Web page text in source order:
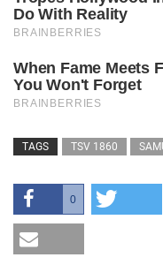
TAGS TSV 1860
0